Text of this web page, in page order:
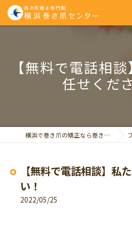
【無料で電話相
任せくだ
横浜で巻き爪の矯正なら巻き爪矯正専門院 横浜巻き爪センター ブ
【無料で電話相談】私
い！
2022/05/25